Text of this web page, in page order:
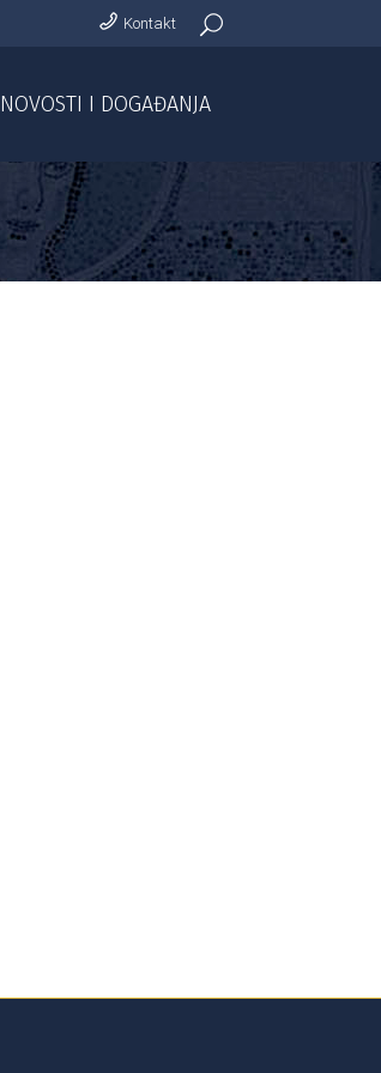
Kontakt
NOVOSTI I DOGAĐANJA